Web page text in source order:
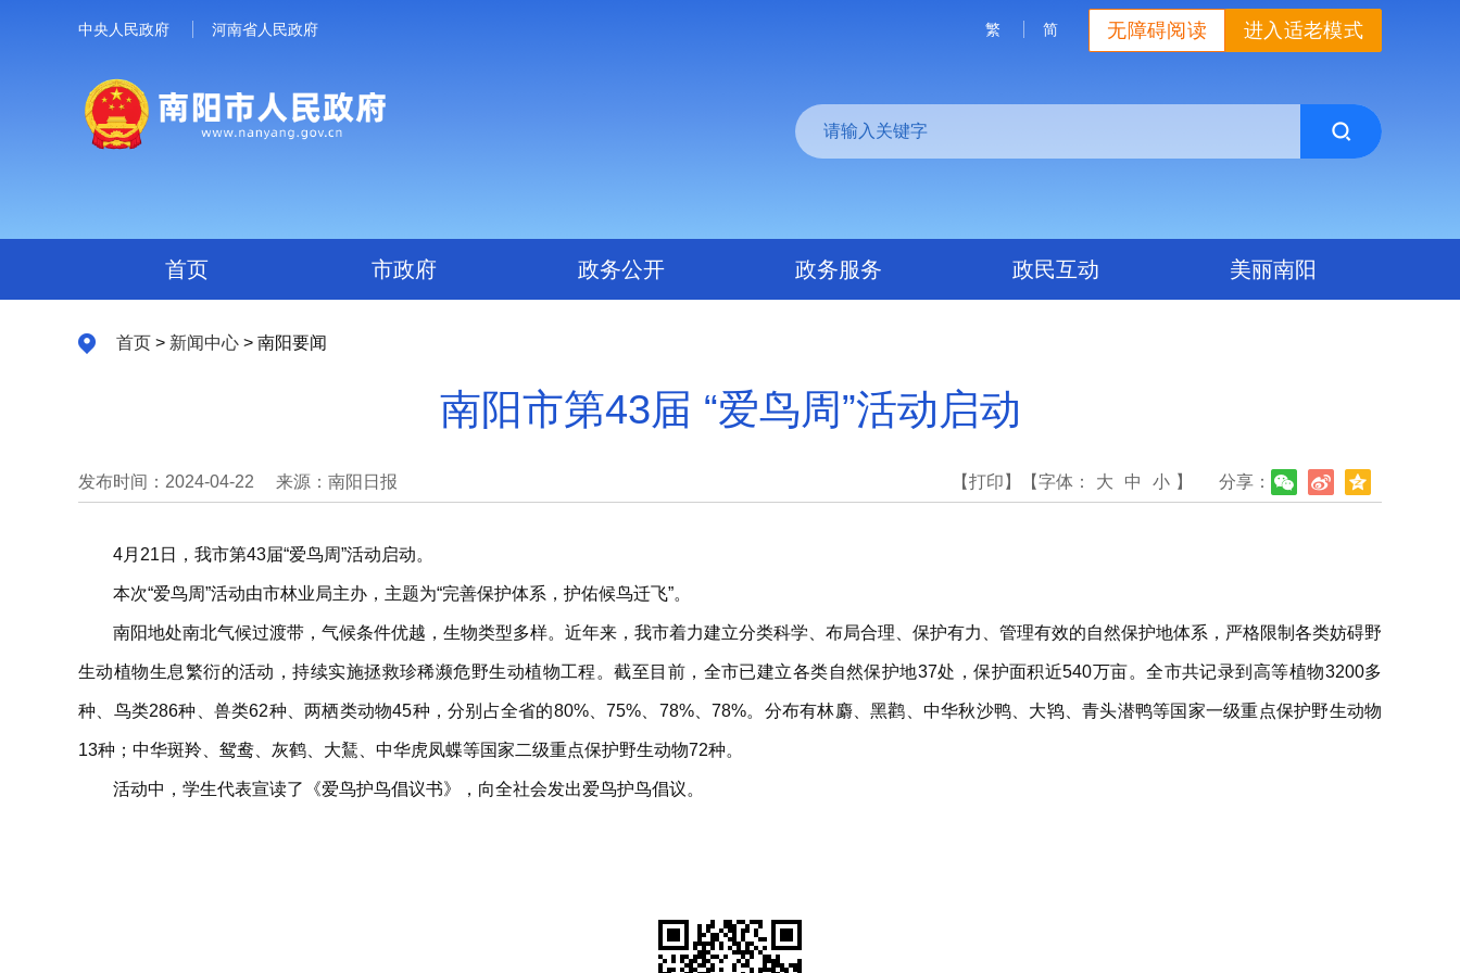
中央人民政府 河南省人民政府 进入适老模式
无障碍阅读
繁 简
首页 市政府 政务公开 政务服务 政民互动 美丽南阳
首页 > 新闻中心 > 南阳要闻
南阳市第43届 “爱鸟周”活动启动
发布时间：2024-04-22 来源：南阳日报 分享：
【打印】 【字体： 大 中 小 】
4月21日，我市第43届“爱鸟周”活动启动。
本次“爱鸟周”活动由市林业局主办，主题为“完善保护体系，护佑候鸟迁飞”。
南阳地处南北气候过渡带，气候条件优越，生物类型多样。近年来，我市着力建立分类科学、布局合理、保护有力、管理有效的自然保护地体系，严格限制各类妨碍野
生动植物生息繁衍的活动，持续实施拯救珍稀濒危野生动植物工程。截至目前，全市已建立各类自然保护地37处，保护面积近540万亩。全市共记录到高等植物3200多
种、鸟类286种、兽类62种、两栖类动物45种，分别占全省的80%、75%、78%、78%。分布有林麝、黑鹳、中华秋沙鸭、大鸨、青头潜鸭等国家一级重点保护野生动物
13种；中华斑羚、鸳鸯、灰鹤、大鵟、中华虎凤蝶等国家二级重点保护野生动物72种。
活动中，学生代表宣读了《爱鸟护鸟倡议书》，向全社会发出爱鸟护鸟倡议。